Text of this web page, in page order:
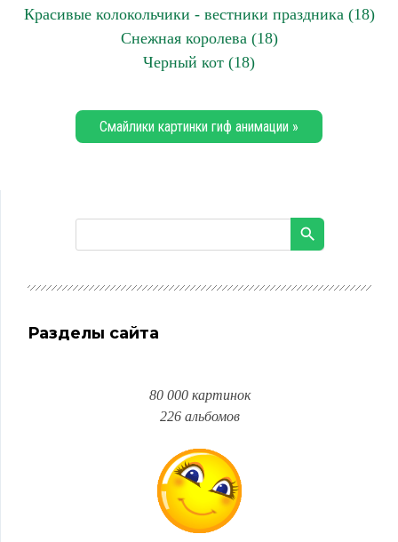
Красивые колокольчики - вестники праздника (18)
Снежная королева (18)
Черный кот (18)
Смайлики картинки гиф анимации »
Разделы сайта
80 000 картинок
226 альбомов